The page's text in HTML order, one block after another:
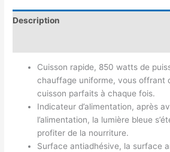
Description
Cuisson rapide, 850 watts de
chauffage uniforme, vous offrant
cuisson parfaits à chaque fois.
Indicateur d’alimentation, après
l’alimentation, la lumière bleue
profiter de la nourriture.
Surface antiadhésive, la surface